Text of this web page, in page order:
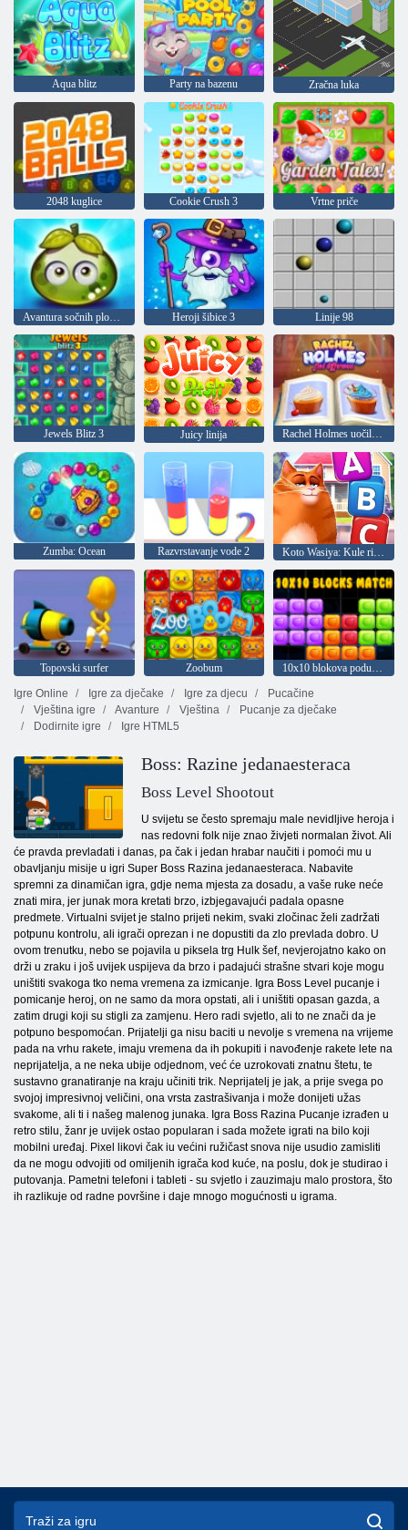
Aqua blitz Party na bazenu Zračna luka
2048 kuglice Cookie Crush 3 Vrtne priče
Avantura sočnih plodova Heroji šibice 3 Linije 98
Jewels Blitz 3 Juicy linija
Zumba: Ocean Razvrstavanje vode 2 Koto Wasiya: Kule riječi
Topovski surfer Zoobum
10x10 blokova podudaranja
Igre Online
Igre za dječake Igre za djecu
Pucačine
Vještina igre
Avanture Vještina
Pucanje za dječake
Dodirnite igre
Igre HTML5
Boss: Razine jedanaesteraca
Boss Level Shootout
U svijetu se često spremaju male nevidljive heroja i
nas redovni folk nije znao živjeti normalan život. Ali
će pravda prevladati i danas, pa čak i jedan hrabar naučiti i pomoći mu u
obavljanju misije u igri Super Boss Razina jedanaesteraca. Nabavite
spremni za dinamičan igra, gdje nema mjesta za dosadu, a vaše ruke neće
znati mira, jer junak mora kretati brzo, izbjegavajući padala opasne
predmete. Virtualni svijet je stalno prijeti nekim, svaki zločinac želi zadržati
potpunu kontrolu, ali igrači oprezan i ne dopustiti da zlo prevlada dobro. U
ovom trenutku, nebo se pojavila u piksela trg Hulk šef, nevjerojatno kako on
drži u zraku i još uvijek uspijeva da brzo i padajući strašne stvari koje mogu
uništiti svakoga tko nema vremena za izmicanje. Igra Boss Level pucanje i
pomicanje heroj, on ne samo da mora opstati, ali i uništiti opasan gazda, a
zatim drugi koji su stigli za zamjenu. Hero radi svjetlo, ali to ne znači da je
potpuno bespomoćan. Prijatelji ga nisu baciti u nevolje s vremena na vrijeme
pada na vrhu rakete, imaju vremena da ih pokupiti i navođenje rakete lete na
neprijatelja, a ne neka ubije odjednom, već će uzrokovati znatnu štetu, te
sustavno granatiranje na kraju učiniti trik. Neprijatelj je jak, a prije svega po
svojoj impresivnoj veličini, ona vrsta zastrašivanja i može donijeti užas
svakome, ali ti i našeg malenog junaka. Igra Boss Razina Pucanje izrađen u
retro stilu, žanr je uvijek ostao popularan i sada možete igrati na bilo koji
mobilni uređaj. Pixel likovi čak iu većini ružičast snova nije usudio zamisliti
da ne mogu odvojiti od omiljenih igrača kod kuće, na poslu, dok je studirao i
putovanja. Pametni telefoni i tableti - su svjetlo i zauzimaju malo prostora, što
ih razlikuje od radne površine i daje mnogo mogućnosti u igrama.